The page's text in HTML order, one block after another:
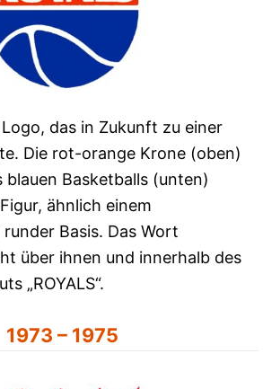
das in Zukunft zu einer
Die rot-orange Krone (oben)
blauen Basketballs (unten)
ähnlich einem
Basis. Das Wort
über ihnen und innerhalb des
„ROYALS“.
1973 – 1975